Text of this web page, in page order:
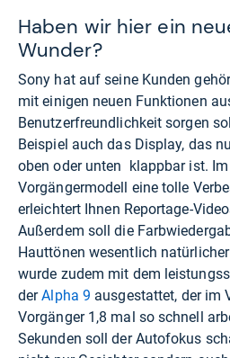
Haben wir hier ein
Wunder?
Sony hat auf seine Kunden
mit einigen neuen Funktionen
Benutzerfreundlichkeit sorgen
Beispiel auch das Display, das
oben oder unten klappbar ist.
Vorgängermodell eine tolle
erleichtert Ihnen Reportage-
Außerdem soll die
Hauttönen wesentlich
wurde zudem mit dem
derAlpha 9 ausgestattet, der im
Vorgänger 1,8 mal so schnell
Sekunden soll der Autofokus